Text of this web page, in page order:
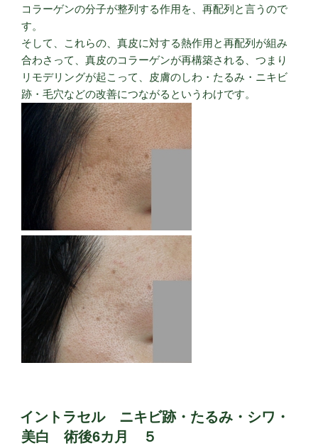
コラーゲンの分子が整列する作用を、再配列と言うので
す。
そして、これらの、真皮に対する熱作用と再配列が組み
合わさって、真皮のコラーゲンが再構築される、つまり
リモデリングが起こって、皮膚のしわ・たるみ・ニキビ
跡・毛穴などの改善につながるというわけです。
イントラセル ニキビ跡・たるみ・シワ・
美白 術後6カ月 ５